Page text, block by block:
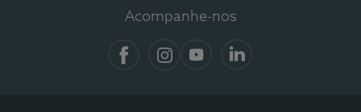
Acompanhe-nos